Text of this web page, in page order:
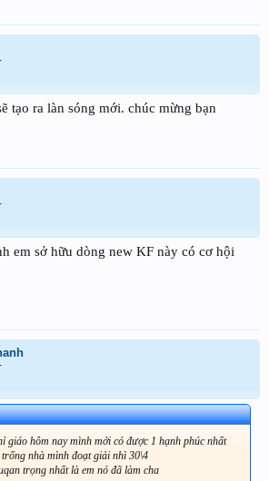
tạo ra làn sóng mới. chúc mừng bạn
em sở hữu dòng new KF này có cơ hội
giáo hôm nay mình mới có được 1 hạnh phúc nhất
nhà mình đoạt giải nhì 30\4
trọng nhất là em nó đã làm cha